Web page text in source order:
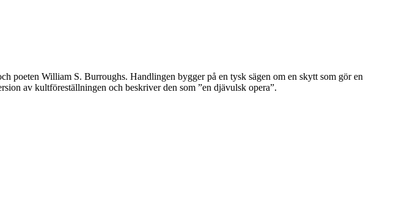
poeten William S. Burroughs. Handlingen bygger på en tysk sägen om en skytt som gör en
av kultföreställningen och beskriver den som ”en djävulsk opera”.